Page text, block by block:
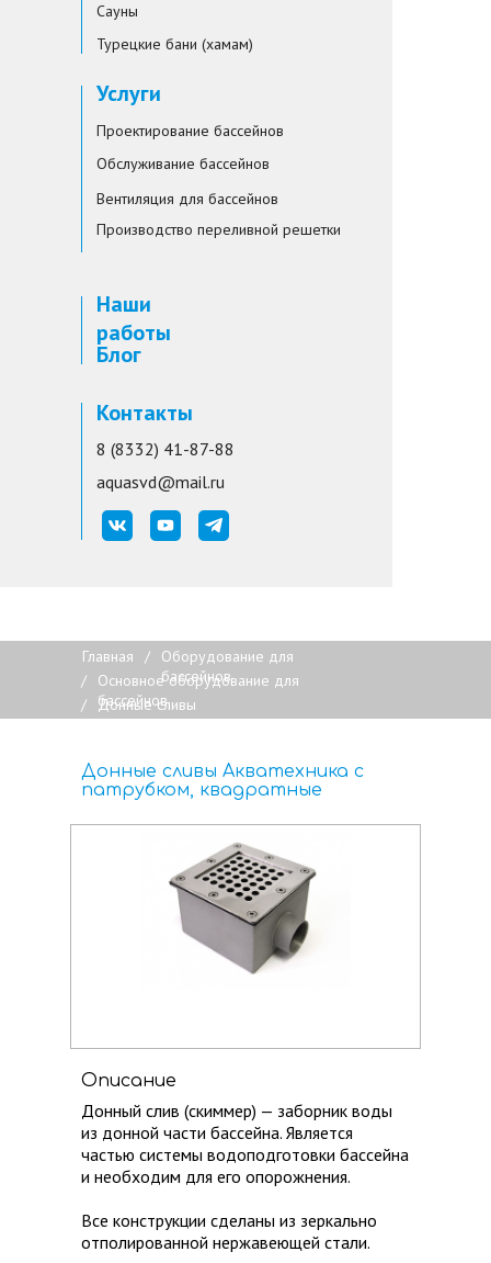
Сауны
Турецкие бани (хамам)
Услуги
Проектирование бассейнов
Обслуживание бассейнов
Вентиляция для бассейнов
Производство переливной решетки
Наши
работы
Блог
Контакты
8 (8332) 41-87-88
aquasvd@mail.ru
Главная
Оборудование для
бассейнов
/
Основное оборудование для
бассейнов
/
Донные сливы
/
Донные сливы Акватехника с
патрубком, квадратные
Описание
Донный слив (скиммер) — заборник воды
из донной части бассейна. Является
частью системы водоподготовки бассейна
и необходим для его опорожнения.
Все конструкции сделаны из зеркально
отполированной нержавеющей стали.